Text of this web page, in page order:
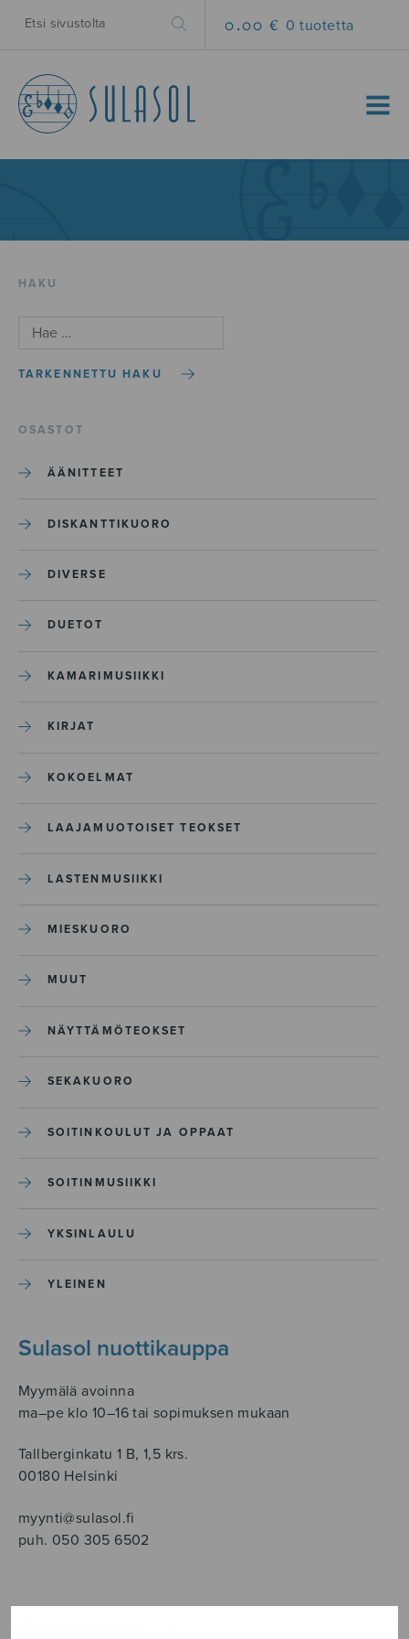
0.00 € 0 tuotetta
MENU
HAKU
TARKENNETTU HAKU
OSASTOT
ÄÄNITTEET
DISKANTTIKUORO
DIVERSE
DUETOT
KAMARIMUSIIKKI
KIRJAT
KOKOELMAT
LAAJAMUOTOISET TEOKSET
LASTENMUSIIKKI
MIESKUORO
MUUT
NÄYTTÄMÖTEOKSET
SEKAKUORO
SOITINKOULUT JA OPPAAT
SOITINMUSIIKKI
YKSINLAULU
YLEINEN
Sulasol nuottikauppa
Myymälä avoinna
ma–pe klo 10–16 tai sopimuksen mukaan
Tallberginkatu 1 B, 1,5 krs.
00180 Helsinki
myynti@sulasol.fi
puh. 050 305 6502